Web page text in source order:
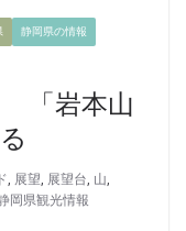
静岡県の情報
「岩本山
, 展望, 展望台, 山,
岡県観光情報